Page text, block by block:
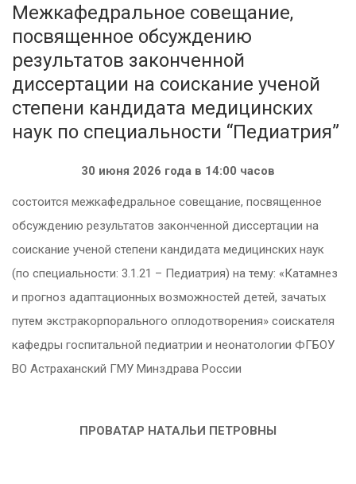
Межкафедральное совещание,
посвященное обсуждению
результатов законченной
диссертации на соискание ученой
степени кандидата медицинских
наук по специальности “Педиатрия”
30 июня 2026 года в 14:00 часов
состоится межкафедральное совещание, посвященное
обсуждению результатов законченной диссертации на
соискание ученой степени кандидата медицинских наук
(по специальности: 3.1.21 – Педиатрия) на тему: «Катамнез
и прогноз адаптационных возможностей детей, зачатых
путем экстракорпорального оплодотворения» соискателя
кафедры госпитальной педиатрии и неонатологии ФГБОУ
ВО Астраханский ГМУ Минздрава России
ПРОВАТАР НАТАЛЬИ ПЕТРОВНЫ